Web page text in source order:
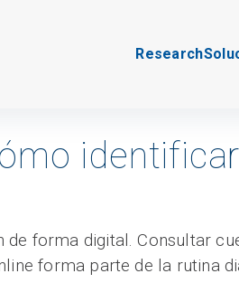
Research
de forma digital. Consultar
forma parte de la rutina